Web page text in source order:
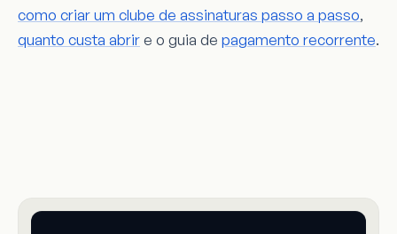
como criar um clube de assinaturas passo a passo,
quanto custa abrire o guia de pagamento recorrente.